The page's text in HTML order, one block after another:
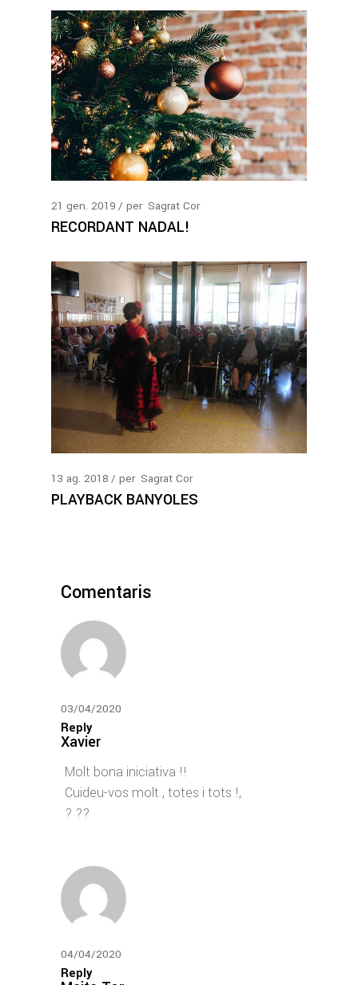
21 gen. 2019 per Sagrat Cor
RECORDANT NADAL!
13 ag. 2018 per Sagrat Cor
PLAYBACK BANYOLES
Comentaris
03/04/2020
Reply
Xavier
Molt bona iniciativa !!
Cuideu-vos molt , totes i tots !,
? ??
04/04/2020
Reply